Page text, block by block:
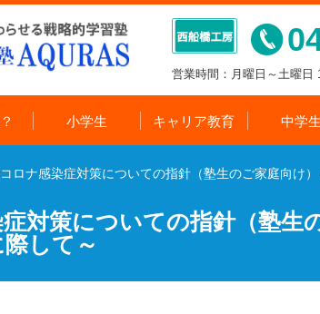
営業時間：月曜日～土曜日
小学生 キャリア教育 中学生
ロナ感染症対策についての指針（塾生のご家庭向け
対策についての指針（塾
して～